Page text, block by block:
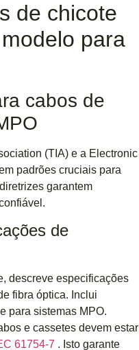
de chicote
para
cabos de
(TIA) e a Electronic
padrões cruciais para
garantem
de
descreve especificações
fibra óptica. Inclui
para sistemas MPO.
e cassetes devem estar
61754-7 . Isto garante